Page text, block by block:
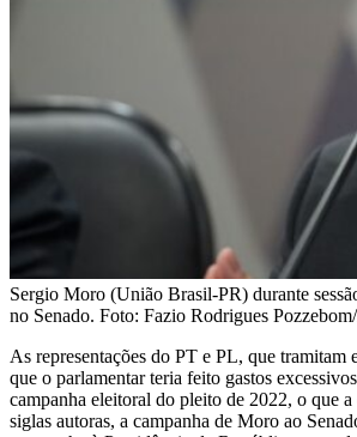
Sergio Moro (União Brasil-PR) durante
no Senado. Foto: Fazio Rodrigues
As representações do PT e PL, que tramitam
que o parlamentar teria feito gastos
campanha eleitoral do pleito de 2022, o que a
siglas autoras, a campanha de Moro ao